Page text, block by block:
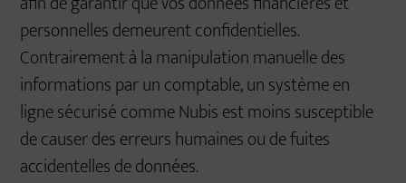
personnelles demeurent confidentielles.
Contrairement à la manipulation manuelle des
informations par un comptable, un système en
ligne sécurisé comme Nubis est moins susceptible
de causer des erreurs humaines ou de fuites
accidentelles de données.